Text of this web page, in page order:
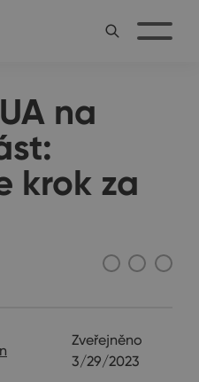
na
krok za
Zveřejněno
3/29/2023